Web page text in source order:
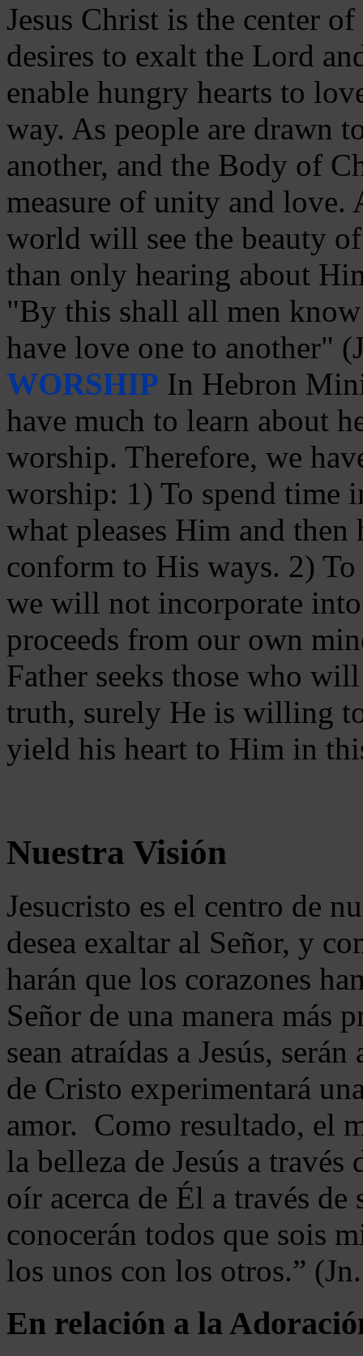
Jesus Christ is the center
desires to exalt the Lord
enable hungry hearts to
way. As people are drawn
another, and the Body of
measure of unity and love.
world will see the beauty
than only hearing about
"By this shall all men
have love one to another"
WORSHIP In Hebron
have much to learn about
worship. Therefore, we
worship: 1) To spend time
what pleases Him and
conform to His ways. 2)
we will not incorporate
proceeds from our own
Father seeks those who
truth, surely He is willing
yield his heart to Him in
Nuestra Visión
Jesucristo es el centro de
desea exaltar al Señor, y
harán que los corazones
Señor de una manera más
sean atraídas a Jesús,
de Cristo experimentará
amor. Como resultado, el
la belleza de Jesús a
oír acerca de Él a través
conocerán todos que sois
los unos con los otros.”
En relación a la